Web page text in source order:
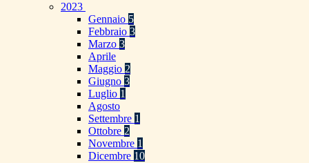
2023
Gennaio 5
Febbraio 3
Marzo 3
Aprile
Maggio 2
Giugno 3
Luglio 1
Agosto
Settembre 1
Ottobre 2
Novembre 1
Dicembre 10